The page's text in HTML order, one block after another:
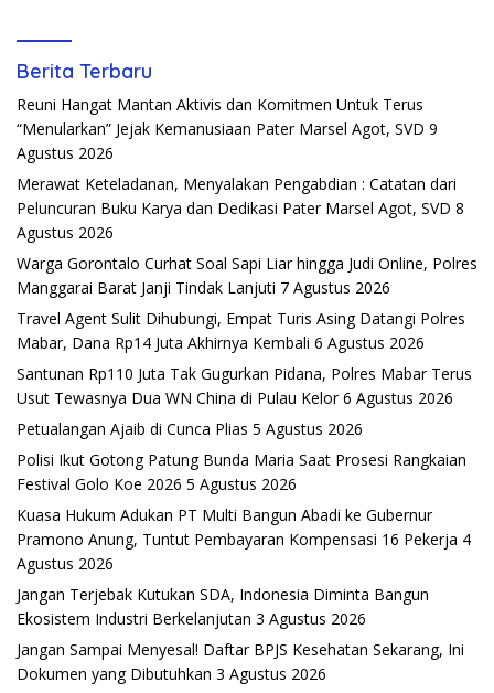
Berita Terbaru
Reuni Hangat Mantan Aktivis dan Komitmen Untuk Terus
“Menularkan” Jejak Kemanusiaan Pater Marsel Agot, SVD 9
Agustus 2026
Merawat Keteladanan, Menyalakan Pengabdian : Catatan dari
Peluncuran Buku Karya dan Dedikasi Pater Marsel Agot, SVD 8
Agustus 2026
Warga Gorontalo Curhat Soal Sapi Liar hingga Judi Online, Polres
Manggarai Barat Janji Tindak Lanjuti 7 Agustus 2026
Travel Agent Sulit Dihubungi, Empat Turis Asing Datangi Polres
Mabar, Dana Rp14 Juta Akhirnya Kembali 6 Agustus 2026
Santunan Rp110 Juta Tak Gugurkan Pidana, Polres Mabar Terus
Usut Tewasnya Dua WN China di Pulau Kelor 6 Agustus 2026
Petualangan Ajaib di Cunca Plias 5 Agustus 2026
Polisi Ikut Gotong Patung Bunda Maria Saat Prosesi Rangkaian
Festival Golo Koe 2026 5 Agustus 2026
Kuasa Hukum Adukan PT Multi Bangun Abadi ke Gubernur
Pramono Anung, Tuntut Pembayaran Kompensasi 16 Pekerja 4
Agustus 2026
Jangan Terjebak Kutukan SDA, Indonesia Diminta Bangun
Ekosistem Industri Berkelanjutan 3 Agustus 2026
Jangan Sampai Menyesal! Daftar BPJS Kesehatan Sekarang, Ini
Dokumen yang Dibutuhkan 3 Agustus 2026